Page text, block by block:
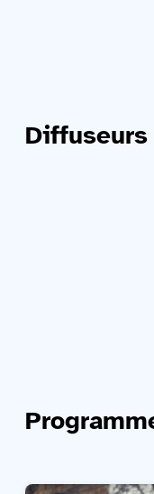
Diffuseurs